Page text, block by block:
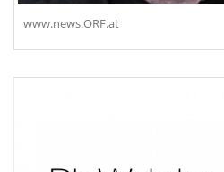
www.news.ORF.at